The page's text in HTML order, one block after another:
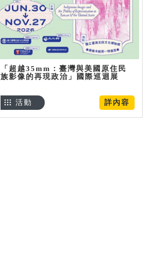
「超越35mm：臺灣與美國原住民
族影像的再現政治」國際巡迴展
詳內容
活動